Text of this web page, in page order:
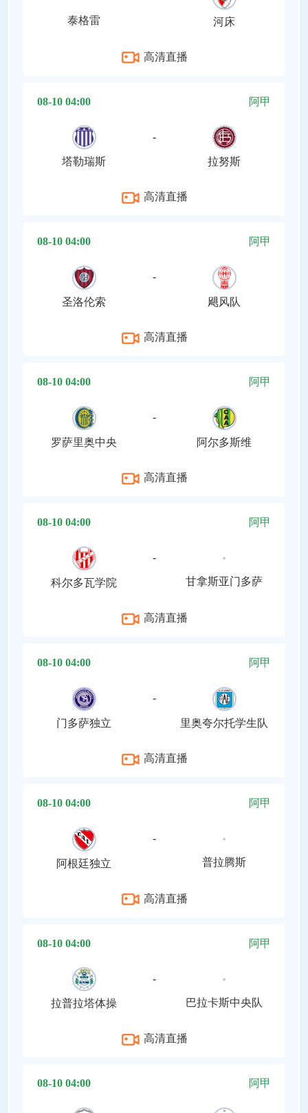
泰格雷 河床
高清直播
08-10 04:00 阿甲
塔勒瑞斯
-
拉努斯
高清直播
08-10 04:00 阿甲
圣洛伦索
-
飓风队
高清直播
08-10 04:00 阿甲
罗萨里奥中央
-
阿尔多斯维
高清直播
08-10 04:00 阿甲
科尔多瓦学院
-
甘拿斯亚门多萨
高清直播
08-10 04:00 阿甲
门多萨独立
-
里奥夸尔托学生队
高清直播
08-10 04:00 阿甲
阿根廷独立
-
普拉腾斯
高清直播
08-10 04:00 阿甲
拉普拉塔体操
-
巴拉卡斯中央队
高清直播
08-10 04:00 阿甲